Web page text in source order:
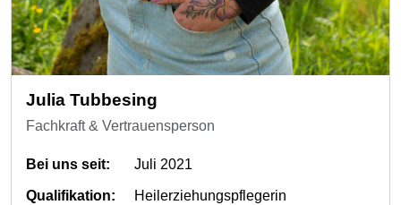
Julia Tubbesing
Fachkraft & Vertrauensperson
Bei uns seit: Juli 2021
Qualifikation: Heilerziehungspflegerin